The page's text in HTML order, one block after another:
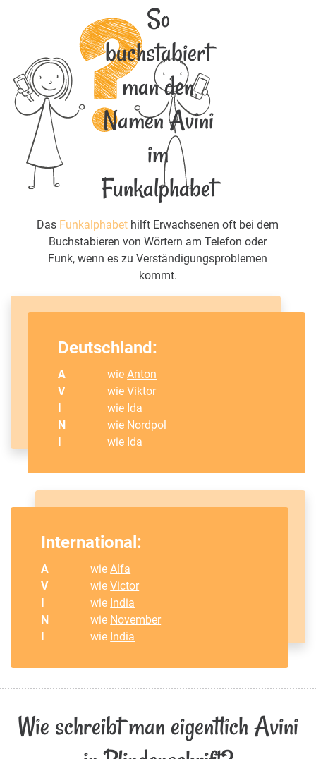
So
buchstabiert
man den
Namen Avini
im
Funkalphabet
Das Funkalphabet hilft Erwachsenen oft bei dem
Buchstabieren von Wörtern am Telefon oder
Funk, wenn es zu Verständigungsproblemen
kommt.
Deutschland:
A wieAnton
V
wieViktor
I
wie Ida
N
wie Nordpol
I
wie Ida
International:
A wieAlfa
V
wieVictor
I
wie India
N
wie November
I
wie India
Wie schreibt man eigentlich Avini